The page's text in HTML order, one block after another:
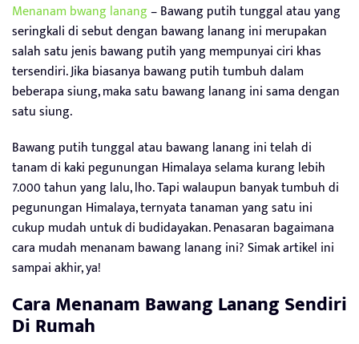
Menanam bwang lanang– Bawang putih tunggal atau yang
seringkali di sebut dengan bawang lanang ini merupakan
salah satu jenis bawang putih yang mempunyai ciri khas
tersendiri. Jika biasanya bawang putih tumbuh dalam
beberapa siung, maka satu bawang lanang ini sama dengan
satu siung.
Bawang putih tunggal atau bawang lanang ini telah di
tanam di kaki pegunungan Himalaya selama kurang lebih
7.000 tahun yang lalu, lho. Tapi walaupun banyak tumbuh di
pegunungan Himalaya, ternyata tanaman yang satu ini
cukup mudah untuk di budidayakan. Penasaran bagaimana
cara mudah menanam bawang lanang ini? Simak artikel ini
sampai akhir, ya!
Cara Menanam Bawang Lanang Sendiri
Di Rumah